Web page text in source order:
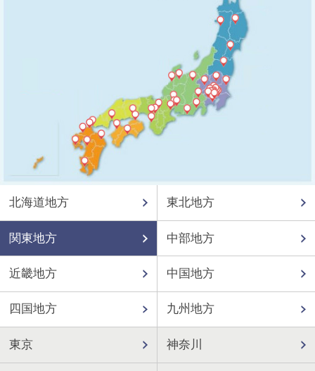
北海道地方 東北地方
関東地方 中部地方
近畿地方 中国地方
四国地方 九州地方
東京 神奈川